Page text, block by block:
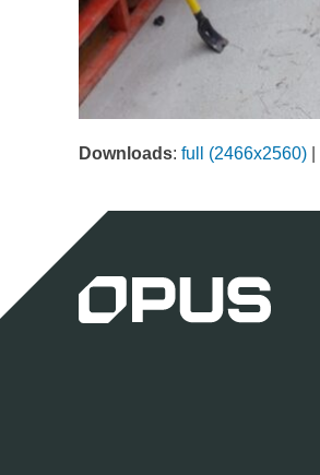
Downloads: full (2466x2560)